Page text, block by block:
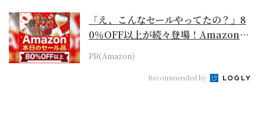
「え、こんなセールやってたの？」8
0％OFF以上が続々登場！Amazonの
本気が...
PR(Amazon)
Recommended by